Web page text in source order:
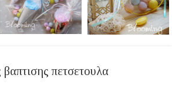
πετσετουλα